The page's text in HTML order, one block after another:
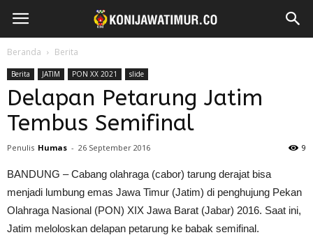
Beranda Berita
Berita JATIM PON XX 2021 slide
Delapan Petarung Jatim
Tembus Semifinal
Penulis Humas - 26 September 2016 9
BANDUNG – Cabang olahraga (cabor) tarung derajat bisa
menjadi lumbung emas Jawa Timur (Jatim) di penghujung Pekan
Olahraga Nasional (PON) XIX Jawa Barat (Jabar) 2016. Saat ini,
Jatim meloloskan delapan petarung ke babak semifinal.